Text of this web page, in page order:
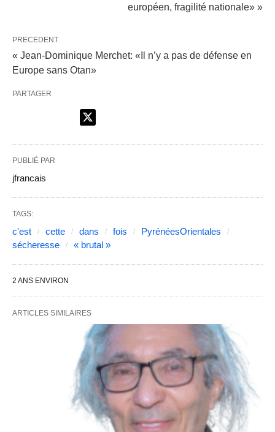
européen, fragilité nationale» »
PRECEDENT
« Jean-Dominique Merchet: «Il n’y a pas de défense en
Europe sans Otan»
PARTAGER
PUBLIÉ PAR
jfrancais
TAGS:
c'est cette dans fois
PyrénéesOrientales
sécheresse
« brutal »
2 ANS ENVIRON
ARTICLES SIMILAIRES